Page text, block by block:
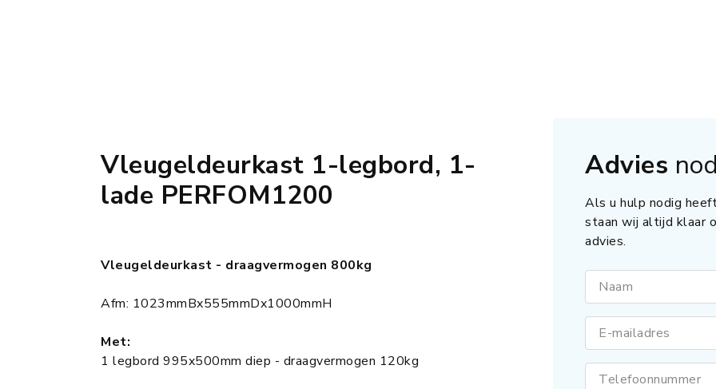
Vleugeldeurkast 1-legbord, 1-
lade PERFOM1200
Vleugeldeurkast - draagvermogen 800kg
Afm: 1023mmBx555mmDx1000mmH
Met:
1 legbord 995x500mm diep - draagvermogen 120kg
Advies
Als u hulp nodig
staan wij altijd klaar
advies.
Naam
E-mailadres
Telefoonnummer